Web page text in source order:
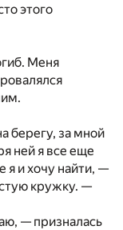
этого
Меня
берегу, за мной
ней я все еще
я и хочу найти, —
кружку. —
— призналась